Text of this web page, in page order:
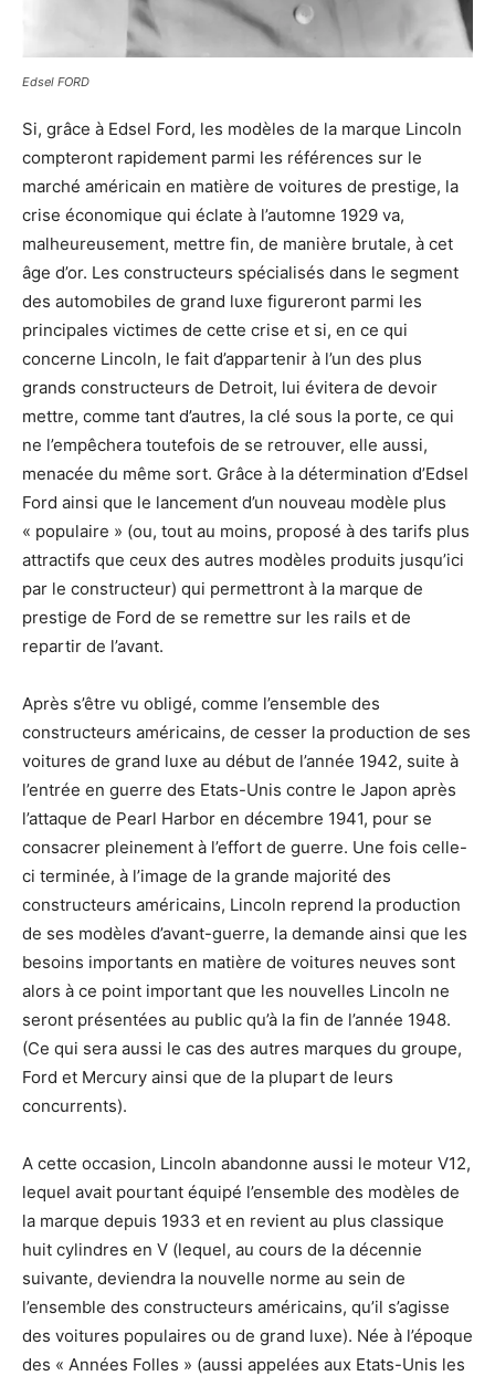
Edsel FORD
Si, grâce à Edsel Ford, les modèles de la marque Lincoln
compteront rapidement parmi les références sur le
marché américain en matière de voitures de prestige, la
crise économique qui éclate à l’automne 1929 va,
malheureusement, mettre fin, de manière brutale, à cet
âge d’or. Les constructeurs spécialisés dans le segment
des automobiles de grand luxe figureront parmi les
principales victimes de cette crise et si, en ce qui
concerne Lincoln, le fait d’appartenir à l’un des plus
grands constructeurs de Detroit, lui évitera de devoir
mettre, comme tant d’autres, la clé sous la porte, ce qui
ne l’empêchera toutefois de se retrouver, elle aussi,
menacée du même sort. Grâce à la détermination d’Edsel
Ford ainsi que le lancement d’un nouveau modèle plus
« populaire » (ou, tout au moins, proposé à des tarifs plus
attractifs que ceux des autres modèles produits jusqu’ici
par le constructeur) qui permettront à la marque de
prestige de Ford de se remettre sur les rails et de
repartir de l’avant.
Après s’être vu obligé, comme l’ensemble des
constructeurs américains, de cesser la production de ses
voitures de grand luxe au début de l’année 1942, suite à
l’entrée en guerre des Etats-Unis contre le Japon après
l’attaque de Pearl Harbor en décembre 1941, pour se
consacrer pleinement à l’effort de guerre. Une fois celle-
ci terminée, à l’image de la grande majorité des
constructeurs américains, Lincoln reprend la production
de ses modèles d’avant-guerre, la demande ainsi que les
besoins importants en matière de voitures neuves sont
alors à ce point important que les nouvelles Lincoln ne
seront présentées au public qu’à la fin de l’année 1948.
(Ce qui sera aussi le cas des autres marques du groupe,
Ford et Mercury ainsi que de la plupart de leurs
concurrents).
A cette occasion, Lincoln abandonne aussi le moteur V12,
lequel avait pourtant équipé l’ensemble des modèles de
la marque depuis 1933 et en revient au plus classique
huit cylindres en V (lequel, au cours de la décennie
suivante, deviendra la nouvelle norme au sein de
l’ensemble des constructeurs américains, qu’il s’agisse
des voitures populaires ou de grand luxe). Née à l’époque
des « Années Folles » (aussi appelées aux Etats-Unis les